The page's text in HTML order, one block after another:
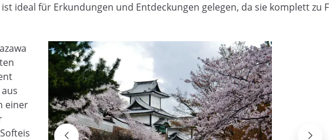
ideal für Erkundungen und Entdeckungen gelegen, da sie komplett zu
einer